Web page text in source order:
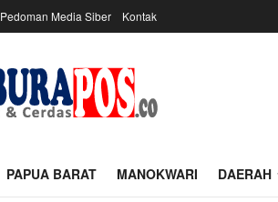
Pedoman Media Siber Kontak
PAPUA BARAT MANOKWARI DAERAH